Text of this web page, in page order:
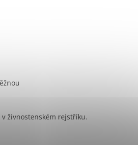
v živnostenském rejstříku.